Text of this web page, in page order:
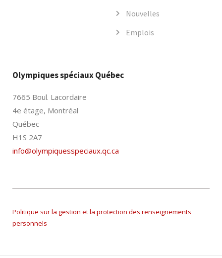
Nouvelles
Emplois
Olympiques spéciaux Québec
7665 Boul. Lacordaire
4e étage, Montréal
Québec
H1S 2A7
info@olympiquesspeciaux.qc.ca
Politique sur la gestion et la protection des renseignements
personnels